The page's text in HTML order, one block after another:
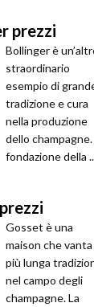
prezzi
Bollinger è
straordinario
esempio di
tradizione e cura
nella produzione
dello champagne.
fondazione della
Gosset è una
maison che vanta
più lunga
nel campo degli
champagne. La